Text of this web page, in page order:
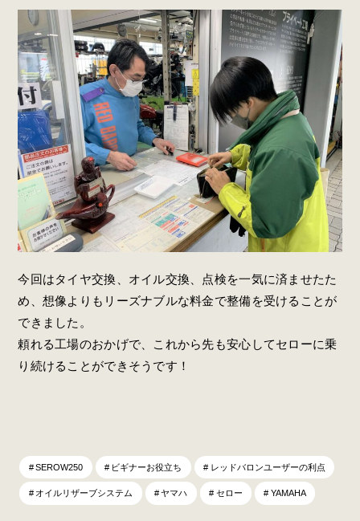
今回はタイヤ交換、オイル交換、点検を一気に済ませたた
め、想像よりもリーズナブルな料金で整備を受けることが
できました。
頼れる工場のおかげで、これから先も安心してセローに乗
り続けることができそうです！
SEROW250 ビギナーお役立ち レッドバロンユーザーの利点
オイルリザーブシステム ヤマハ セロー YAMAHA